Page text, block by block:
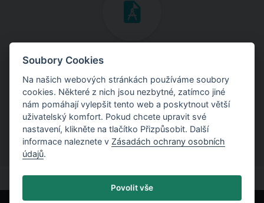
Inženýrské manuály
Stáhněte si manuály s teoretickými i praktickými ukázkami
použití programů.
Soubory Cookies
Na našich webových stránkách používáme soubory
cookies. Některé z nich jsou nezbytné, zatímco jiné
nám pomáhají vylepšit tento web a poskytnout větší
uživatelský komfort. Pokud chcete upravit své
nastavení, klikněte na tlačítko Přizpůsobit. Další
informace naleznete v Zásadách ochrany osobních
údajů.
Povolit vše